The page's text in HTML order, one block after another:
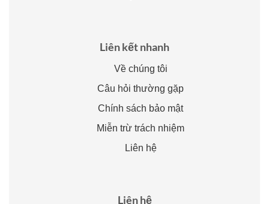
Liên kết nhanh
Về chúng tôi
Câu hỏi thường gặp
Chính sách bảo mật
Miễn trừ trách nhiệm
Liên hệ
Liên hệ